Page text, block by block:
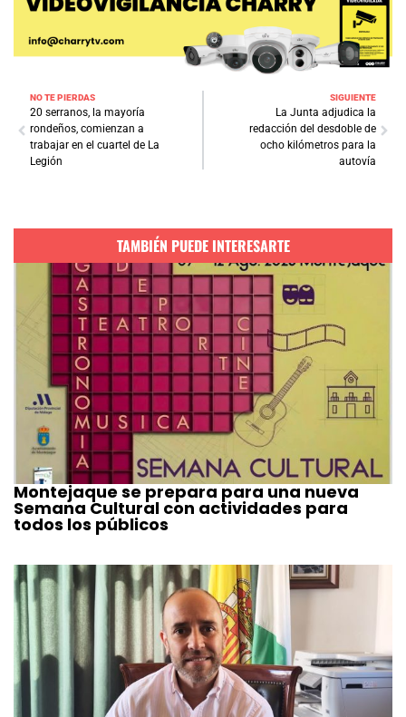
NO TE PIERDAS
20 serranos, la mayoría
rondeños, comienzan a
trabajar en el cuartel de La
Legión
SIGUIENTE
La Junta adjudica la
redacción del desdoble de
ocho kilómetros para la
autovía
TAMBIÉN PUEDE INTERESARTE
Montejaque se prepara para una nueva
Semana Cultural con actividades para
todos los públicos